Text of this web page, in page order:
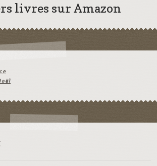
livres sur Amazon